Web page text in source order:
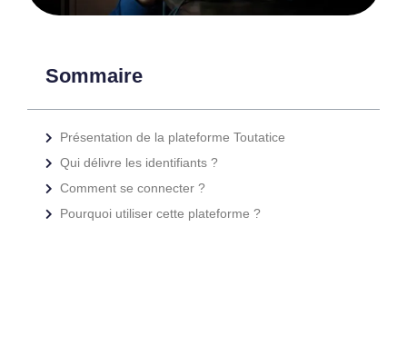
Sommaire
Présentation de la plateforme Toutatice
Qui délivre les identifiants ?
Comment se connecter ?
Pourquoi utiliser cette plateforme ?